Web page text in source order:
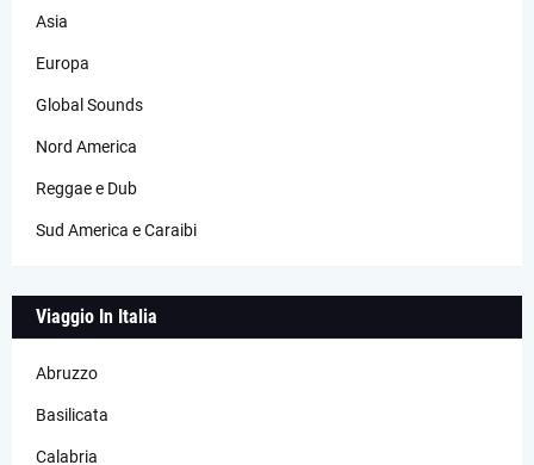
Asia
Europa
Global Sounds
Nord America
Reggae e Dub
Sud America e Caraibi
Viaggio In Italia
Abruzzo
Basilicata
Calabria